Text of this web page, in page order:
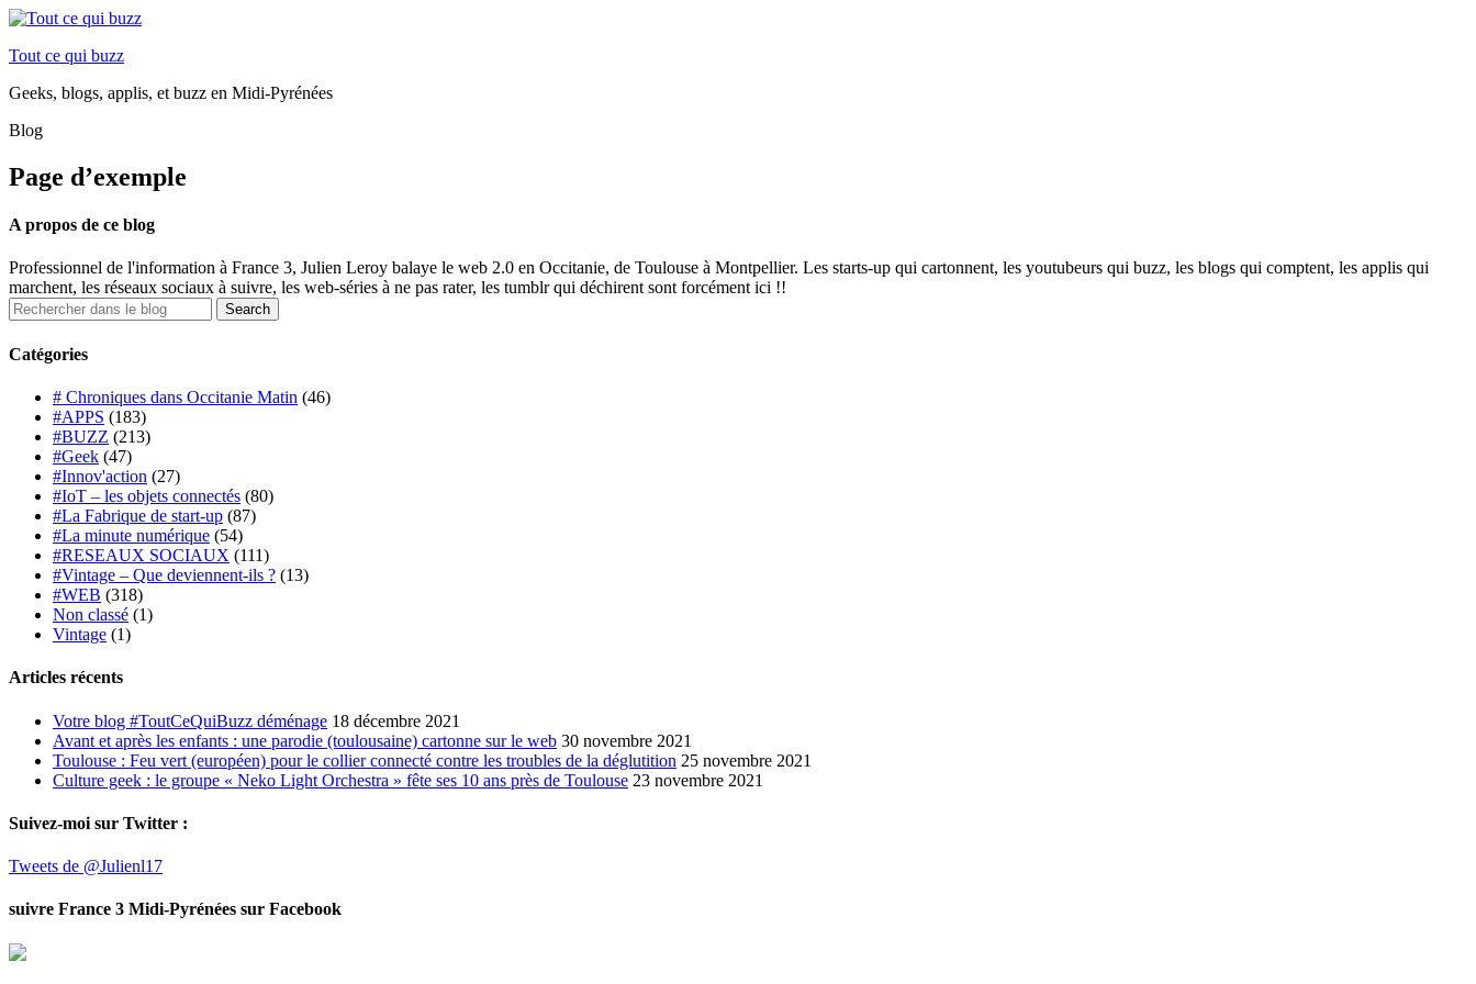
Tout ce qui buzz
Geeks, blogs, applis, et buzz en Midi-Pyrénées
Blog
Page d’exemple
A propos de ce blog
Professionnel de l'information à France 3, Julien Leroy balaye le web 2.0 en Occitanie, de Toulouse à Montpellier. Les starts-up qui cartonnent, les youtubeurs qui buzz, les blogs qui comptent, les applis qui
marchent, les réseaux sociaux à suivre, les web-séries à ne pas rater, les tumblr qui déchirent sont forcément ici !!
Catégories
# Chroniques dans Occitanie Matin (46)
#APPS (183)
#BUZZ (213)
#Geek (47)
#Innov'action (27)
#IoT – les objets connectés (80)
#La Fabrique de start-up (87)
#La minute numérique (54)
#RESEAUX SOCIAUX (111)
#Vintage – Que deviennent-ils ? (13)
#WEB (318)
Non classé (1)
Vintage (1)
Articles récents
Votre blog #ToutCeQuiBuzz déménage 18 décembre 2021
Avant et après les enfants : une parodie (toulousaine) cartonne sur le web 30 novembre 2021
Toulouse : Feu vert (européen) pour le collier connecté contre les troubles de la déglutition 25 novembre 2021
Culture geek : le groupe « Neko Light Orchestra » fête ses 10 ans près de Toulouse 23 novembre 2021
Suivez-moi sur Twitter :
Tweets de @Julienl17
suivre France 3 Midi-Pyrénées sur Facebook